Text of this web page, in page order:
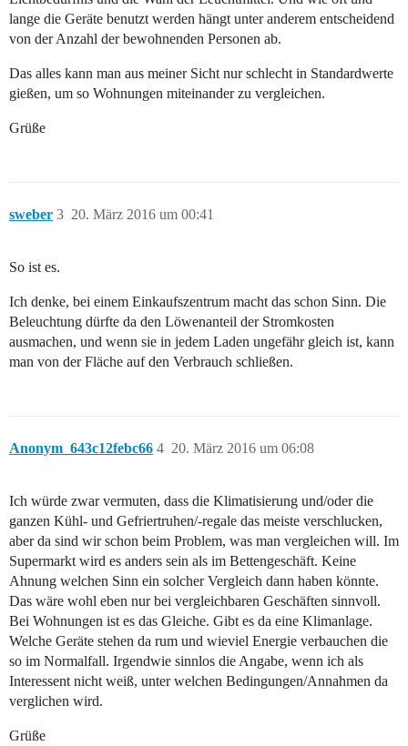
lange die Geräte benutzt werden hängt unter anderem entscheidend
von der Anzahl der bewohnenden Personen ab.
Das alles kann man aus meiner Sicht nur schlecht in Standardwerte
gießen, um so Wohnungen miteinander zu vergleichen.
Grüße
sweber 20. März 2016 um 00:41
3
So ist es.
Ich denke, bei einem Einkaufszentrum macht das schon Sinn. Die
Beleuchtung dürfte da den Löwenanteil der Stromkosten
ausmachen, und wenn sie in jedem Laden ungefähr gleich ist, kann
man von der Fläche auf den Verbrauch schließen.
Anonym_643c12febc66 20. März 2016 um 06:08
4
Ich würde zwar vermuten, dass die Klimatisierung und/oder die
ganzen Kühl- und Gefriertruhen/-regale das meiste verschlucken,
aber da sind wir schon beim Problem, was man vergleichen will. Im
Supermarkt wird es anders sein als im Bettengeschäft. Keine
Ahnung welchen Sinn ein solcher Vergleich dann haben könnte.
Das wäre wohl eben nur bei vergleichbaren Geschäften sinnvoll.
Bei Wohnungen ist es das Gleiche. Gibt es da eine Klimanlage.
Welche Geräte stehen da rum und wieviel Energie verbauchen die
so im Normalfall. Irgendwie sinnlos die Angabe, wenn ich als
Interessent nicht weiß, unter welchen Bedingungen/Annahmen da
verglichen wird.
Grüße